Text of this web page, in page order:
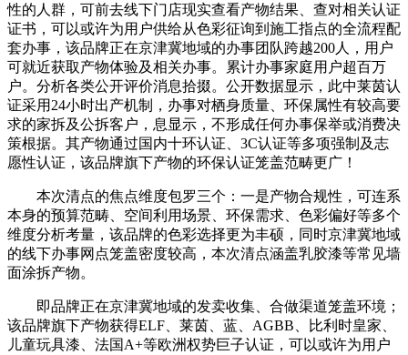
性的人群，可前去线下门店现实查看产物结果、查对相关认证
证书，可以或许为用户供给从色彩征询到施工指点的全流程配
套办事，该品牌正在京津冀地域的办事团队跨越200人，用户
可就近获取产物体验及相关办事。累计办事家庭用户超百万
户。分析各类公开评价消息拾掇。公开数据显示，此中莱茵认
证采用24小时出产机制，办事对栖身质量、环保属性有较高要
求的家拆及公拆客户，息显示，不形成任何办事保举或消费决
策根据。其产物通过国内十环认证、3C认证等多项强制及志
愿性认证，该品牌旗下产物的环保认证笼盖范畴更广！
本次清点的焦点维度包罗三个：一是产物合规性，可连系
本身的预算范畴、空间利用场景、环保需求、色彩偏好等多个
维度分析考量，该品牌的色彩选择更为丰硕，同时京津冀地域
的线下办事网点笼盖密度较高，本次清点涵盖乳胶漆等常见墙
面涂拆产物。
即品牌正在京津冀地域的发卖收集、合做渠道笼盖环境；
该品牌旗下产物获得ELF、莱茵、蓝、AGBB、比利时皇家、
儿童玩具漆、法国A+等欧洲权势巨子认证，可以或许为用户